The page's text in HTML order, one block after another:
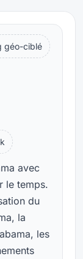
géo-ciblé
avec
le temps.
du
la
les